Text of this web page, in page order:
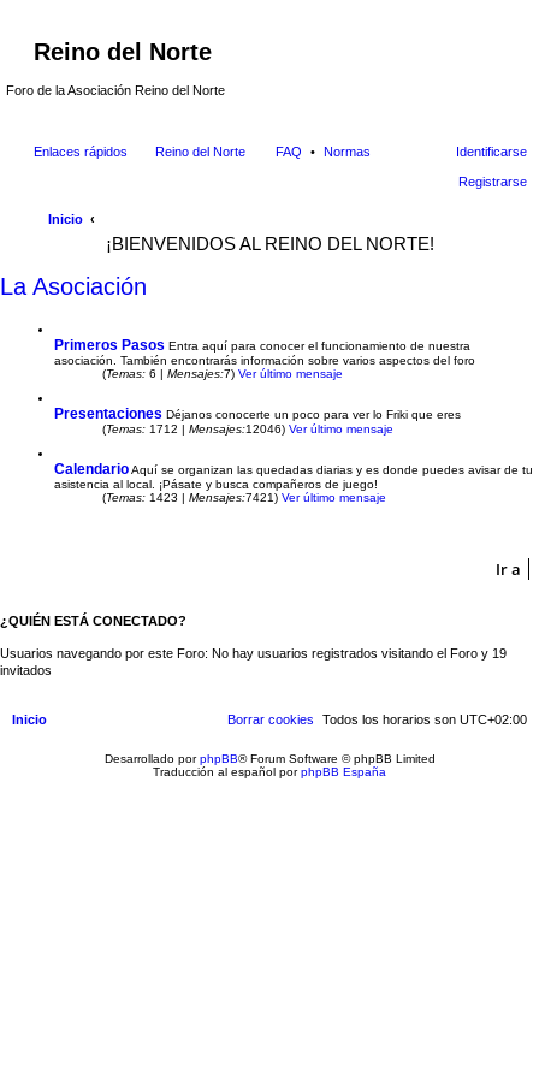
Reino del Norte
Foro de la Asociación Reino del Norte
Enlaces rápidos Reino del Norte FAQ Normas Identificarse
Registrarse
Inicio
¡BIENVENIDOS AL REINO DEL NORTE!
La Asociación
Primeros Pasos Entra aquí para conocer el funcionamiento de nuestra
asociación. También encontrarás información sobre varios aspectos del foro
(Temas: 6 | Mensajes:7) Ver último mensaje
Presentaciones Déjanos conocerte un poco para ver lo Friki que eres
(Temas: 1712 | Mensajes:12046) Ver último mensaje
CalendarioAquí se organizan las quedadas diarias y es donde puedes avisar de tu
asistencia al local. ¡Pásate y busca compañeros de juego!
(Temas: 1423 | Mensajes:7421) Ver último mensaje
Ir a
¿QUIÉN ESTÁ CONECTADO?
Usuarios navegando por este Foro: No hay usuarios registrados visitando el Foro y 19
invitados
Inicio Todos los horarios son UTC+02:00
Borrar cookies
Desarrollado porphpBB® Forum Software © phpBB Limited
Traducción al español porphpBB España